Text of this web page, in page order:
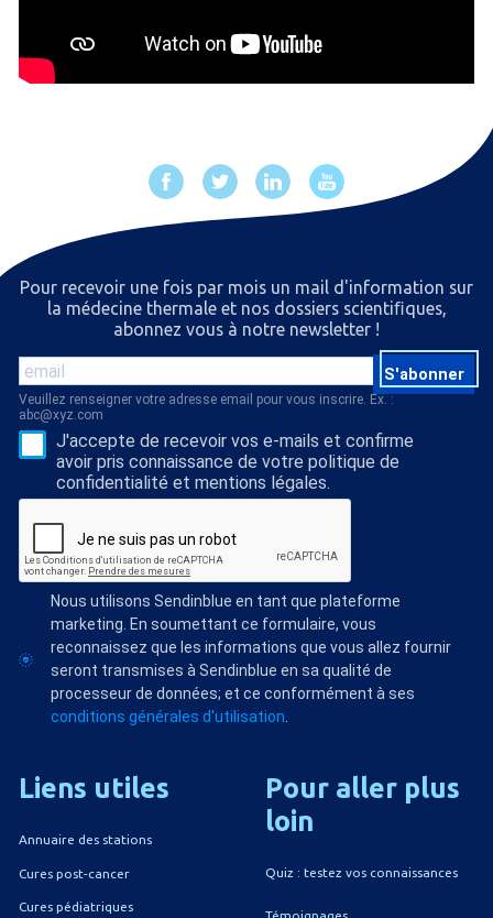
Pour recevoir une fois par mois un mail d'information sur
la médecine thermale et nos dossiers scientiﬁques,
abonnez vous à notre newsletter !
S'abonner
Veuillez renseigner votre adresse email pour vous inscrire. Ex. :
abc@xyz.com
J'accepte de recevoir vos e-mails et confirme
avoir pris connaissance de votre politique de
confidentialité et mentions légales.
Nous utilisons Sendinblue en tant que plateforme
marketing. En soumettant ce formulaire, vous
reconnaissez que les informations que vous allez fournir
seront transmises à Sendinblue en sa qualité de
processeur de données; et ce conformément à ses
conditions générales d'utilisation.
Liens utiles
Annuaire des stations
Cures post-cancer
Cures pédiatriques
Pour aller plus
loin
Quiz : testez vos connaissances